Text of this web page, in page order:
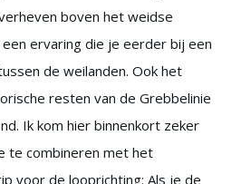
boven het weidse
ervaring die je eerder bij een
de weilanden. Ook het
resten van de Grebbelinie
Ik kom hier binnenkort zeker
te combineren met het
voor de looprichting: Als je de